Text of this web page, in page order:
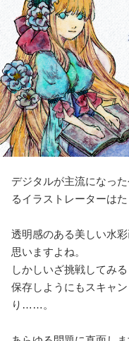
デジタルが主流になっ
るイラストレーターはた
透明感のある美しい水
思いますよね。
しかしいざ挑戦してみ
保存しようにもスキャ
り……。